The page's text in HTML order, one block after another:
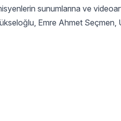
sunumlarına ve
Emre Ahmet Seçmen,